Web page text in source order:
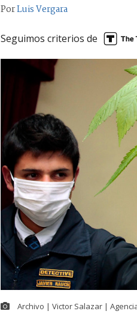
PorLuis Vergara
Seguimos criterios de
Archivo | Victor Salazar |